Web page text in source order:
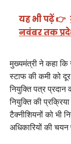
यह भी पढ़ें 👉
नवंबर तक
मुख्यमंत्री ने कहा
स्टाफ की कमी को
नियुक्ति पत्र
नियुक्ति की
टैक्नीशियनों को भी
अधिकारियों की चयन